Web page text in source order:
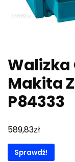
Walizka
Makita
P84333
589,83zł
Sprawdź!